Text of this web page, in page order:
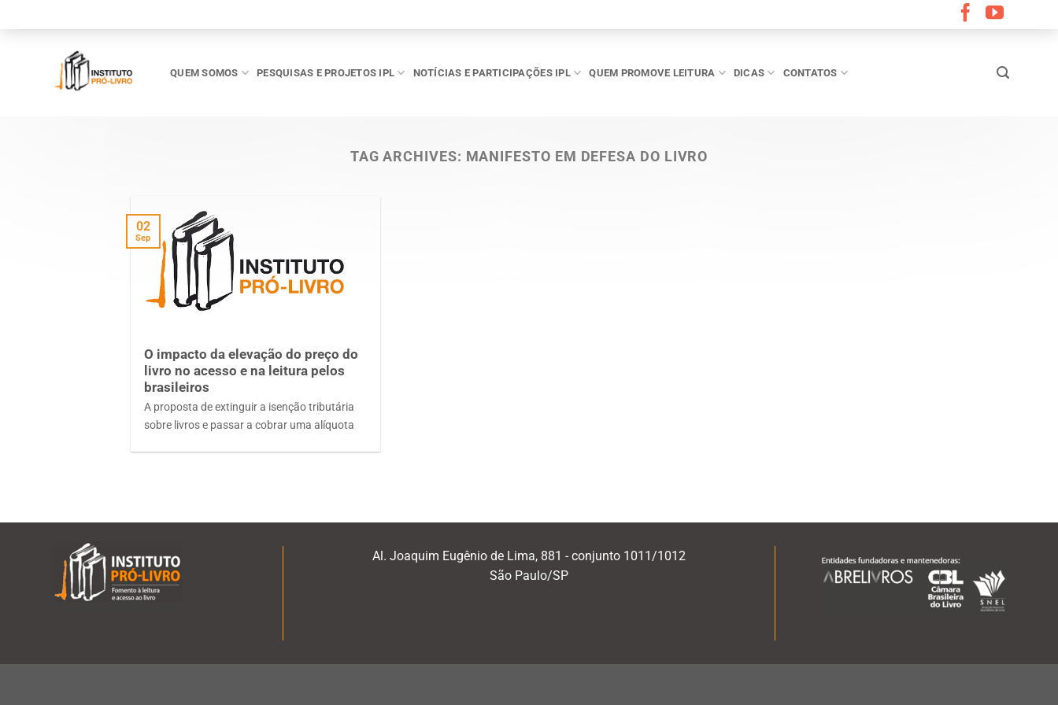
QUEM SOMOS PESQUISAS E PROJETOS IPL NOTÍCIAS E PARTICIPAÇÕES IPL QUEM PROMOVE LEITURA DICAS CONTATOS
TAG ARCHIVES: MANIFESTO EM DEFESA DO LIVRO
O impacto da elevação do preço do
livro no acesso e na leitura pelos
brasileiros
A proposta de extinguir a isenção tributária
sobre livros e passar a cobrar uma alíquota
02
Sep
Al. Joaquim Eugênio de Lima, 881 - conjunto 1011/1012
São Paulo/SP